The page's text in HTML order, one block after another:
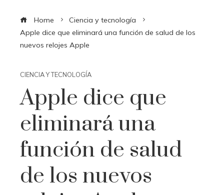
Home
Ciencia y tecnología
Apple dice que eliminará una función de salud de los
nuevos relojes Apple
CIENCIA Y TECNOLOGÍA
Apple dice que
eliminará una
función de salud
de los nuevos